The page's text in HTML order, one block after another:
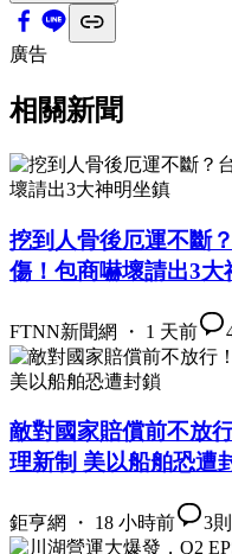
廣告
相關新聞
挖到人骨後厄運不斷
傷！包商嚇壞請出3大
FTNN新聞網 ・ 1 天前
敵對國家賠償前不放
理新制 美以船舶恐遭
鉅亨網 ・ 18 小時前 3